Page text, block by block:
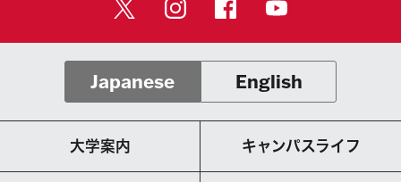
Japanese English
大学案内 キャンパスライフ